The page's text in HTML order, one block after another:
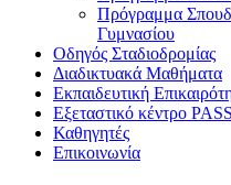
Πρόγραμμα
Γυμνασίου
Οδηγός Σταδιοδρομίας
Διαδικτυακά Μαθήματα
Εκπαιδευτική
Εξεταστικό κέντρο PASS
Καθηγητές
Επικοινωνία